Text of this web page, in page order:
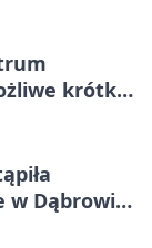
krótkie
w Dąbrowie